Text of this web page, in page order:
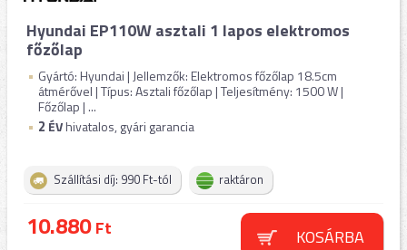
Hyundai EP110W asztali 1 lapos elektromos
főzőlap
Gyártó: Hyundai | Jellemzők: Elektromos főzőlap 18.5cm
átmérővel | Típus: Asztali főzőlap | Teljesítmény: 1500 W |
Főzőlap | ...
2 ÉVhivatalos, gyári garancia
Szállítási díj: 990 Ft-tól raktáron
10.880Ft KOSÁRBA